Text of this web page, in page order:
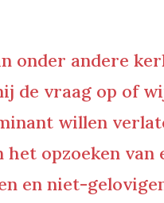
onder andere
de vraag op of
willen
opzoeken van
en niet-